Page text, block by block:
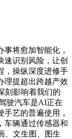
将愈加智能化，
速识别风险，让创
，操纵深度进修手
理提超出跨越产效
刻影响着我们的
驶汽车是AI正在
艺的普遍使用，
车辆通过传感器和
、文生图、图生